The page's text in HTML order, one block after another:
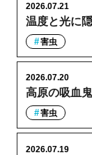
温度と光に
2026.07.21
害虫
高原の吸血
2026.07.20
害虫
2026.07.19